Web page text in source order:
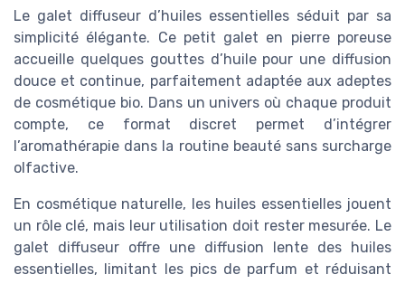
Le galet diffuseur d’huiles essentielles séduit par sa
simplicité élégante. Ce petit galet en pierre poreuse
accueille quelques gouttes d’huile pour une diffusion
douce et continue, parfaitement adaptée aux adeptes
de cosmétique bio. Dans un univers où chaque produit
compte, ce format discret permet d’intégrer
l’aromathérapie dans la routine beauté sans surcharge
olfactive.
En cosmétique naturelle, les huiles essentielles jouent
un rôle clé, mais leur utilisation doit rester mesurée. Le
galet diffuseur offre une diffusion lente des huiles
essentielles, limitant les pics de parfum et réduisant